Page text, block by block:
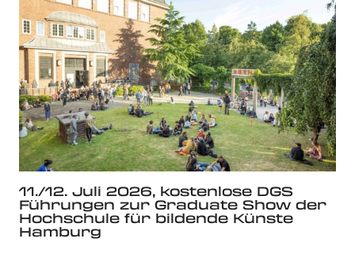
11./12. Juli 2026, kostenlose DGS
Führungen zur Graduate Show der
Hochschule für bildende Künste
Hamburg